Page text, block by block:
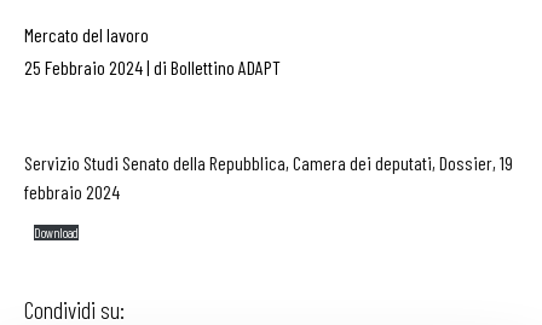
Mercato del lavoro
25 Febbraio 2024| di Bollettino ADAPT
Servizio Studi Senato della Repubblica, Camera dei deputati, Dossier, 19
febbraio 2024
Download
Condividi su: